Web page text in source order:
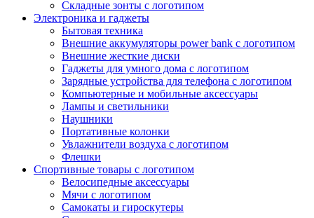
Складные зонты с логотипом
Электроника и гаджеты
Бытовая техника
Внешние аккумуляторы power bank с логотипом
Внешние жесткие диски
Гаджеты для умного дома с логотипом
Зарядные устройства для телефона с логотипом
Компьютерные и мобильные аксессуары
Лампы и светильники
Наушники
Портативные колонки
Увлажнители воздуха с логотипом
Флешки
Спортивные товары с логотипом
Велосипедные аксессуары
Мячи с логотипом
Самокаты и гироскутеры